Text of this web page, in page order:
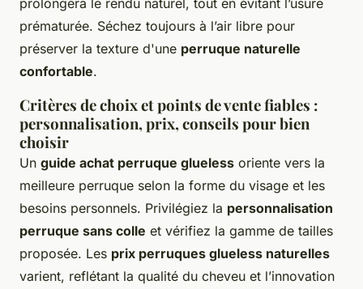
prématurée. Séchez toujours à l’air libre pour
préserver la texture d'une perruque naturelle
confortable.
Critères de choix et points de vente fiables :
personnalisation, prix, conseils pour bien
choisir
Un guide achat perruque glueless oriente vers la
meilleure perruque selon la forme du visage et les
besoins personnels. Privilégiez la personnalisation
perruque sans colle et vérifiez la gamme de tailles
proposée. Les prix perruques glueless naturelles
varient, reflétant la qualité du cheveu et l’innovation